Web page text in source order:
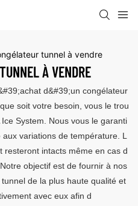
tunnel à vendre
À VENDRE
d&#39;un congélateur
soit votre besoin, vous le trou
System. Nous vous le garanti
variations de température. L
resteront intacts même en cas d
objectif est de fournir à nos
de la plus haute qualité et
avec eux afin d